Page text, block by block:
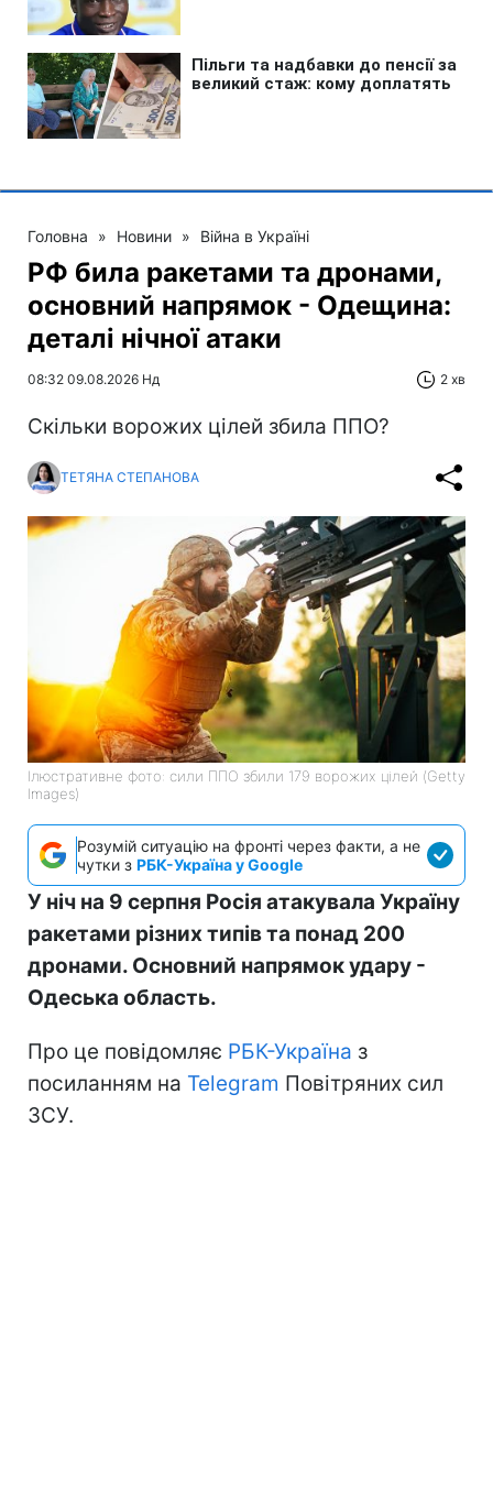
Головна » Новини » Війна в Україні
РФ била ракетами та дронами,
основний напрямок - Одещина:
деталі нічної атаки
08:32 09.08.2026 Нд 2 хв
Скільки ворожих цілей збила ППО?
ТЕТЯНА СТЕПАНОВА
Ілюстративне фото: сили ППО збили 179 ворожих цілей (Getty
Images)
Розумій ситуацію на фронті через факти, а не
чутки з РБК-Україна у Google
У ніч на 9 серпня Росія атакувала Україну
ракетами різних типів та понад 200
дронами. Основний напрямок удару -
Одеська область.
Про це повідомляє РБК-Україна з
посиланням на Telegram Повітряних сил
ЗСУ.